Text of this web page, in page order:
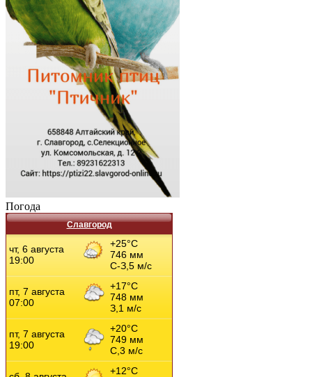
Погода
Славгород